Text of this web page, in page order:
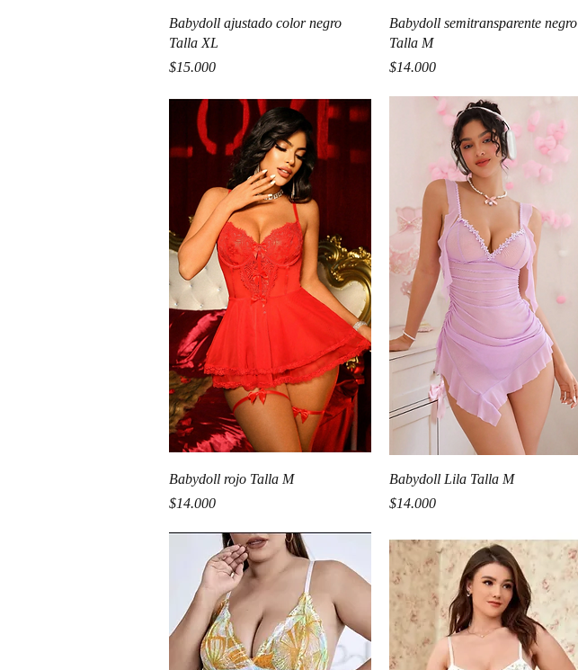
Vista rápida
Babydoll ajustado color negro
Talla XL
Precio
$15.000
Vista rápida
Babydoll semitransparente negro
Talla M
Precio
$14.000
Vista rápida
Babydoll rojo Talla M
Precio
$14.000
Vista rápida
Babydoll Lila Talla M
Precio
$14.000